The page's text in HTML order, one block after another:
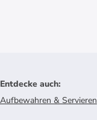
Entdecke auch:
Aufbewahren & Servieren